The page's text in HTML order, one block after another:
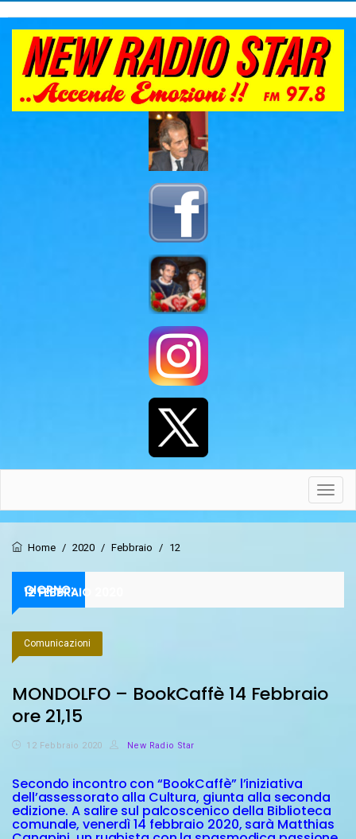
Home / 2020 / Febbraio / 12
GIORNO:
12 FEBBRAIO 2020
Comunicazioni
MONDOLFO – BookCaffè 14 Febbraio
ore 21,15
12 Febbraio 2020 New Radio Star
Secondo incontro con “BookCaffè” l’iniziativa
dell’assessorato alla Cultura, giunta alla seconda
edizione.A salire sul palcoscenico della Biblioteca
comunale, venerdì 14 febbraio 2020, sarà Matthias